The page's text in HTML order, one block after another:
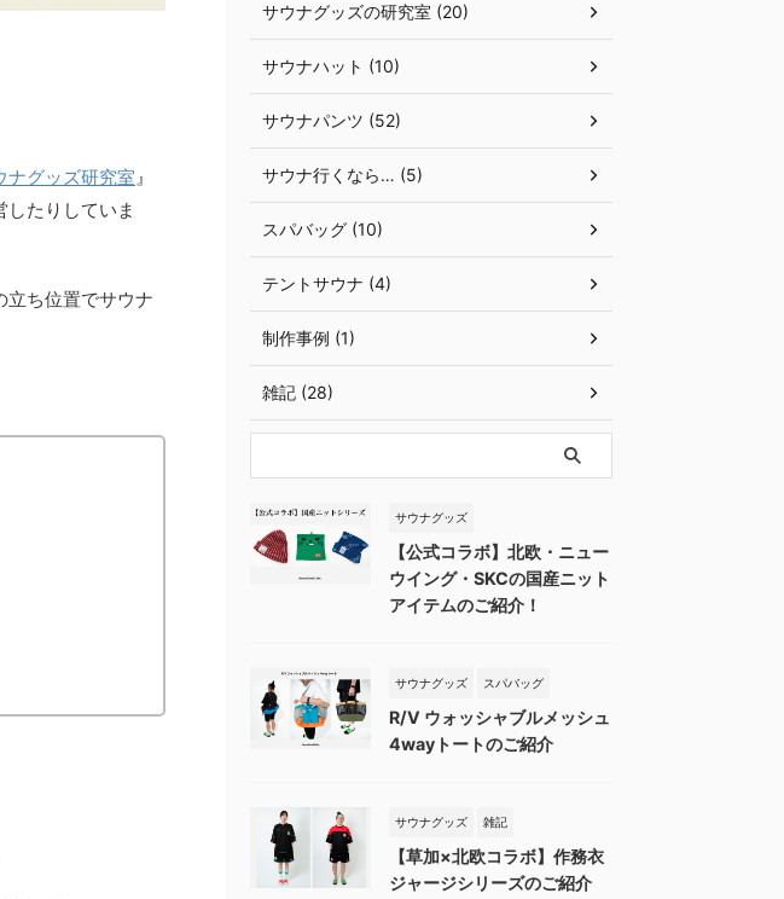
ナグッズ研究室 』
したりしていま
立ち位置でサウナ
サウナグッズの研究室 (20)
サウナハット (10)
サウナパンツ (52)
サウナ行くなら… (5)
スパバッグ (10)
テントサウナ (4)
制作事例 (1)
雑記 (28)
サウナグッズ
【公式コラボ】北欧・ニュー
ウイング・SKCの国産ニット
アイテムのご紹介！
サウナグッズ スパバッグ
R/V ウォッシャブルメッシュ
4wayトートのご紹介
サウナグッズ 雑記
【草加×北欧コラボ】作務衣
ジャージシリーズのご紹介